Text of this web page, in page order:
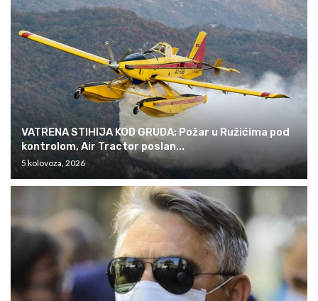
VATRENA STIHIJA KOD GRUDA: Požar u Ružićima pod
kontrolom, Air Tractor poslan...
5 kolovoza, 2026